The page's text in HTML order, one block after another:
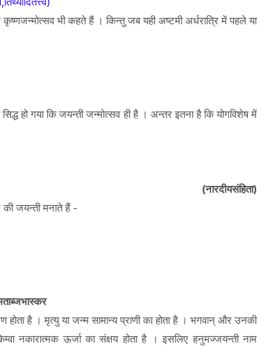
भी कहते हैं । किन्तु जब यही अष्टमी अर्धरात्रि में पहले या
हो गया कि जयन्ती जन्मोत्सव ही है । अन्तर इतना है कि योगविशेष में
(नारदीयसंहिता)
की जयन्ती मनाते हैं -
होता है । मृत्यु या जन्म सामान्य प्राणी का होता है । भगवान् और उनकी
नकारात्मक ऊर्जा का संक्षय होता है । इसलिए हनुमज्जयन्ती नाम